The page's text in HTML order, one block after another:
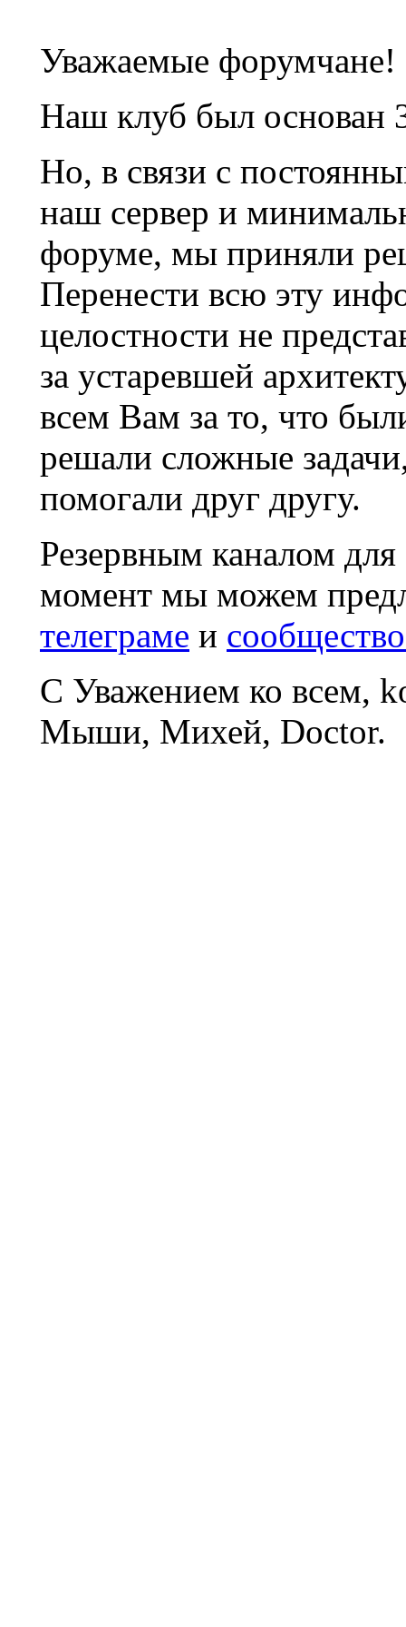
Уважаемые форумчане!
Наш клуб был основан
Но, в связи с
наш сервер и
форуме, мы приняли
Перенести всю эту
целостности не
за устаревшей
всем Вам за то, что
решали сложные
помогали друг другу.
Резервным каналом
момент мы можем
телеграме и
С Уважением ко всем,
Мыши, Михей, Doctor.